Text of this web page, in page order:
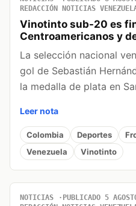
REDACCIÓN NOTICIAS
Vinotinto sub-20 es
Centroamericanos y
La selección nacional
gol de Sebastián
la medalla de plata en
Leer nota
Colombia Deportes
Venezuela
Vinotinto
NOTICIAS PUBLICADO 5